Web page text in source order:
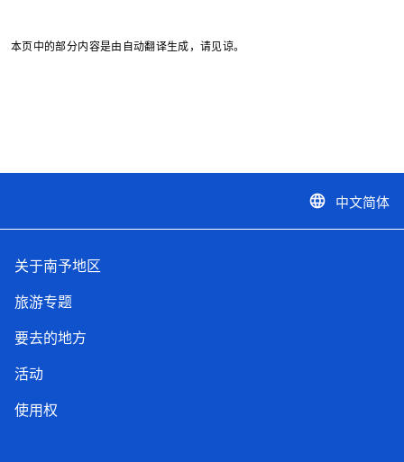
本页中的部分内容是由自动翻译生成，请见谅。
language 中文简体
关于南予地区
旅游专题
要去的地方
活动
使用权